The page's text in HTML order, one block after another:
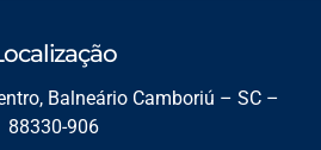
Balneário Camboriú – SC –
88330-906